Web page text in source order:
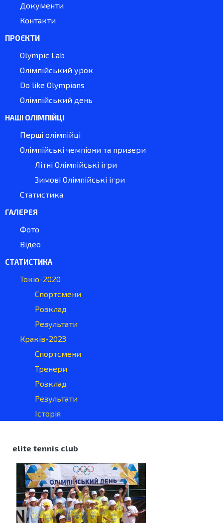
Документи
Контакти
ПРОЄКТИ
Olympic Lab
Олімпійський урок
Do like Olympians
Олімпійський день
НАШІ ОЛІМПІЙЦІ
Перші олімпійці
Олімпійські чемпіони та призери
Літні Олімпійські ігри
Зимові Олімпійські ігри
Статистика
ГАЛЕРЕЯ
Фото
Відео
СТАТИСТИКА
Токіо-2020
Спортсмени
Розклад
Результати
Краків-2023
Спортсмени
Тренери
Розклад
Результати
Історія
elite tennis club